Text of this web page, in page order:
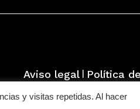
Aviso legal | Política
y visitas repetidas. Al hacer